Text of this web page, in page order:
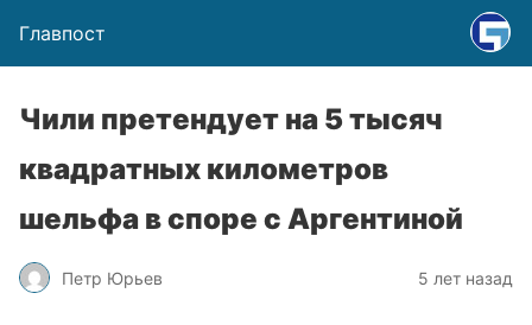
Главпост
Чили претендует на 5 тысяч
квадратных километров
шельфа в споре с Аргентиной
Петр Юрьев 5 лет назад